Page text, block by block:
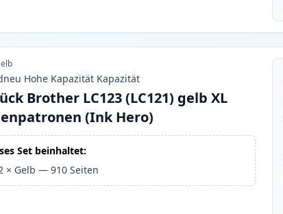
Hohe Kapazität Kapazität
Brother LC123 (LC121) gelb XL
(Ink Hero)
Set beinhaltet:
× Gelb —910 Seiten